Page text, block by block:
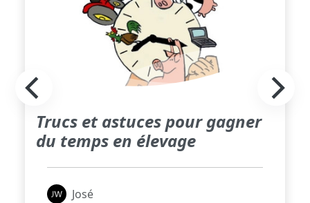
Trucs et astuces pour gagner
du temps en élevage
José